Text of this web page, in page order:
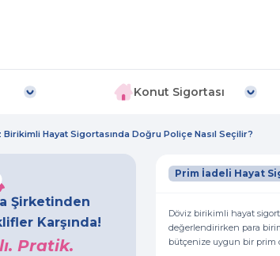
Konut Sigortası
Birikimli Hayat Sigortasında Doğru Poliçe Nasıl Seçilir?
Şirketinden
Karşında!
Pratik.
Prim İadeli Hayat
Döviz birikimli hayat
değerlendirirken para
bütçenize uygun bir prim